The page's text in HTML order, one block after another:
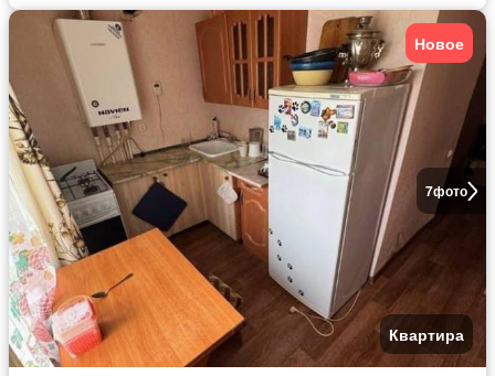
7фото
Новое
Квартира